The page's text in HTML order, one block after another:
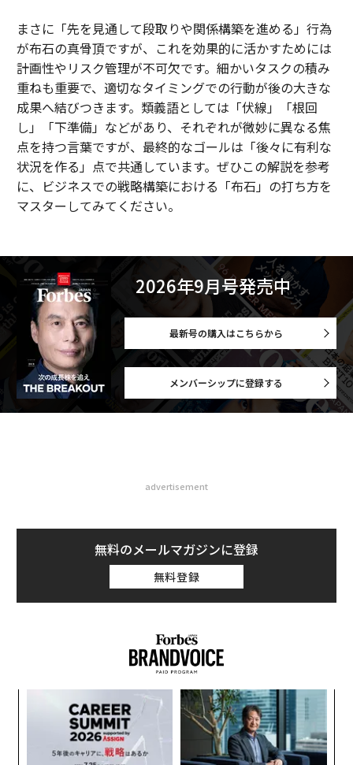
まさに「先を見通して段取りや関係構築を進める」行為
が布石の真骨頂ですが、これを効果的に活かすためには
計画性やリスク管理が不可欠です。細かいタスクの積み
重ねも重要で、適切なタイミングでの行動が後の大きな
成果へ結びつきます。類義語としては「伏線」「根回
し」「下準備」などがあり、それぞれが微妙に異なる焦
点を持つ言葉ですが、最終的なゴールは「後々に有利な
状況を作る」点で共通しています。ぜひこの解説を参考
に、ビジネスでの戦略構築における「布石」の打ち方を
マスターしてみてください。
2026年9月号発売中
最新号の購入はこちらから
メンバーシップに登録する
advertisement
無料のメールマガジンに登録
無料登録